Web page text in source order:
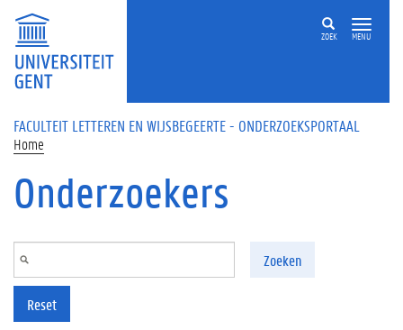
Overslaan en naar de inhoud gaan
ZOEK MENU
FACULTEIT LETTEREN EN WIJSBEGEERTE - ONDERZOEKSPORTAAL
Home
Onderzoekers
Zoeken
Reset